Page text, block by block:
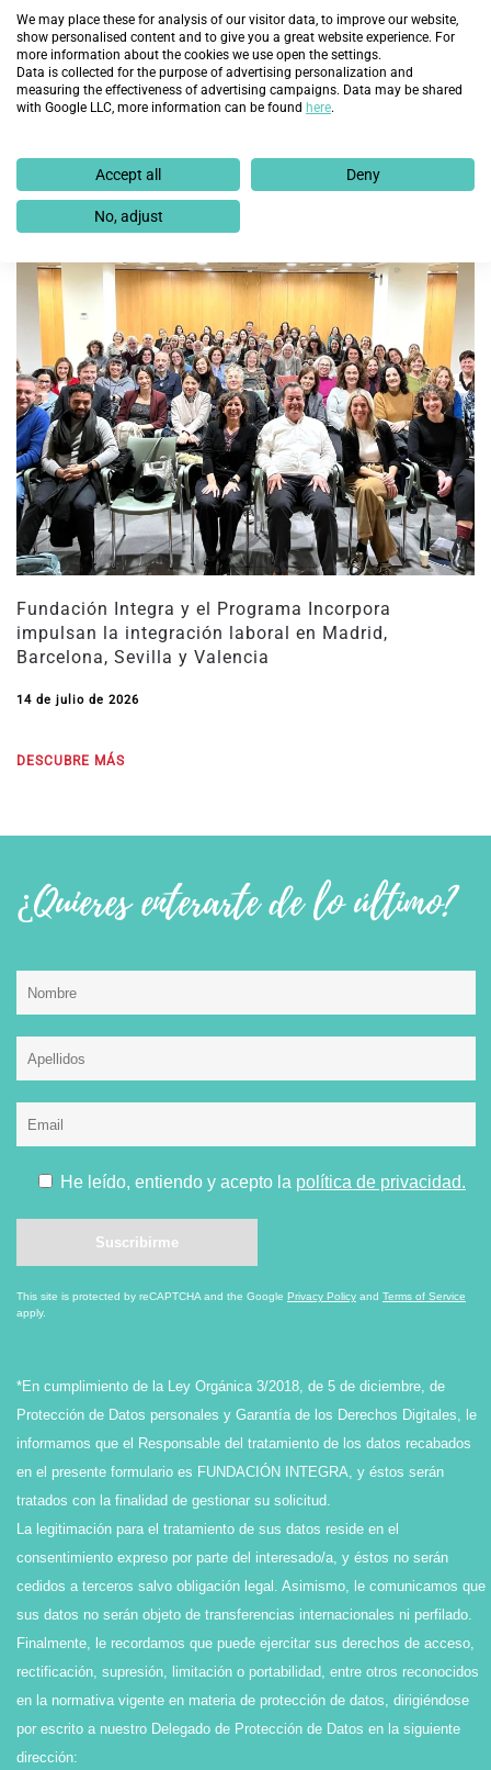
oportunidades laborales para personas en situación
de vulnerabilidad junto a Fundación Integra
29 de julio de 2026
Fundación Integra y el Programa Incorpora
impulsan la integración laboral en Madrid,
Barcelona, Sevilla y Valencia
14 de julio de 2026
DESCUBRE MÁS
¿Quieres enterarte de lo último?
He leído, entiendo y acepto la política de privacidad.
This site is protected by reCAPTCHA and the Google Privacy Policy and Terms of Service
apply.
*En cumplimiento de la Ley Orgánica 3/2018, de 5 de diciembre, de
Protección de Datos personales y Garantía de los Derechos Digitales, le
informamos que el Responsable del tratamiento de los datos recabados
en el presente formulario es FUNDACIÓN INTEGRA, y éstos serán
tratados con la finalidad de gestionar su solicitud.
La legitimación para el tratamiento de sus datos reside en el
consentimiento expreso por parte del interesado/a, y éstos no serán
cedidos a terceros salvo obligación legal. Asimismo, le comunicamos que
sus datos no serán objeto de transferencias internacionales ni perfilado.
Finalmente, le recordamos que puede ejercitar sus derechos de acceso,
rectificación, supresión, limitación o portabilidad, entre otros reconocidos
en la normativa vigente en materia de protección de datos, dirigiéndose
por escrito a nuestro Delegado de Protección de Datos en la siguiente
dirección:
We may place these for analysis of our visitor data, to improve our website,
show personalised content and to give you a great website experience. For
more information about the cookies we use open the settings.
Data is collected for the purpose of advertising personalization and
measuring the effectiveness of advertising campaigns. Data may be shared
with Google LLC, more information can be found here.
Accept all Deny
No, adjust